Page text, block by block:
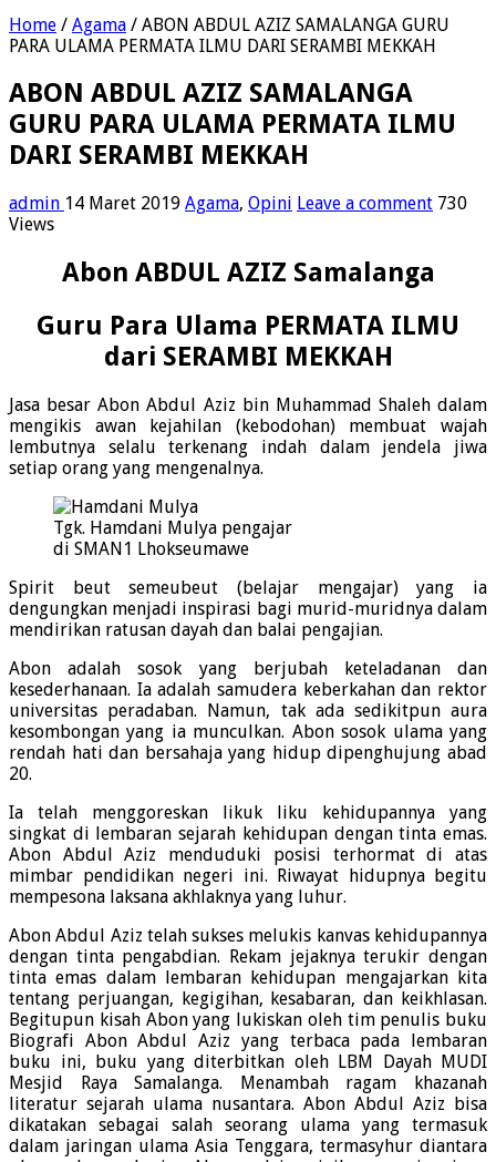
Home / Agama / ABON ABDUL AZIZ SAMALANGA GURU
PARA ULAMA PERMATA ILMU DARI SERAMBI MEKKAH
ABON ABDUL AZIZ SAMALANGA
GURU PARA ULAMA PERMATA ILMU
DARI SERAMBI MEKKAH
admin 14 Maret 2019 Agama, Opini Leave a comment 730
Views
Abon ABDUL AZIZ Samalanga
Guru Para Ulama PERMATA ILMU
dari SERAMBI MEKKAH
Jasa besar Abon Abdul Aziz bin Muhammad Shaleh dalam
mengikis awan kejahilan (kebodohan) membuat wajah
lembutnya selalu terkenang indah dalam jendela jiwa
setiap orang yang mengenalnya.
Tgk. Hamdani Mulya pengajar
di SMAN1 Lhokseumawe
Spirit beut semeubeut (belajar mengajar) yang ia
dengungkan menjadi inspirasi bagi murid-muridnya dalam
mendirikan ratusan dayah dan balai pengajian.
Abon adalah sosok yang berjubah keteladanan dan
kesederhanaan. Ia adalah samudera keberkahan dan rektor
universitas peradaban. Namun, tak ada sedikitpun aura
kesombongan yang ia munculkan. Abon sosok ulama yang
rendah hati dan bersahaja yang hidup dipenghujung abad
20.
Ia telah menggoreskan likuk liku kehidupannya yang
singkat di lembaran sejarah kehidupan dengan tinta emas.
Abon Abdul Aziz menduduki posisi terhormat di atas
mimbar pendidikan negeri ini. Riwayat hidupnya begitu
mempesona laksana akhlaknya yang luhur.
Abon Abdul Aziz telah sukses melukis kanvas kehidupannya
dengan tinta pengabdian. Rekam jejaknya terukir dengan
tinta emas dalam lembaran kehidupan mengajarkan kita
tentang perjuangan, kegigihan, kesabaran, dan keikhlasan.
Begitupun kisah Abon yang lukiskan oleh tim penulis buku
Biografi Abon Abdul Aziz yang terbaca pada lembaran
buku ini, buku yang diterbitkan oleh LBM Dayah MUDI
Mesjid Raya Samalanga. Menambah ragam khazanah
literatur sejarah ulama nusantara. Abon Abdul Aziz bisa
dikatakan sebagai salah seorang ulama yang termasuk
dalam jaringan ulama Asia Tenggara, termasyhur diantara